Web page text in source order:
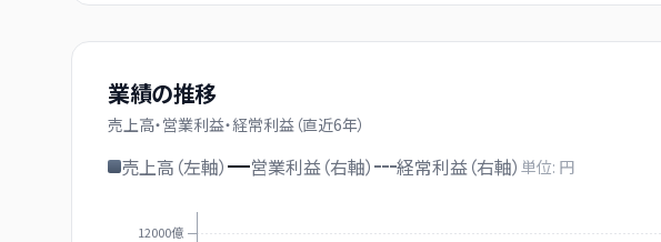
業績の推移
売上高・営業利益・経常利益（直近6年）
売上高（左軸） 営業利益（右軸） 経常利益（右軸） 単位: 円
12000億